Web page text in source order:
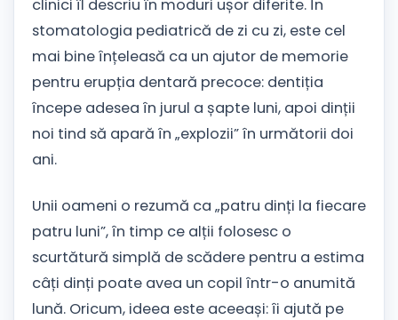
clinici îl descriu în moduri ușor diferite. În
stomatologia pediatrică de zi cu zi, este cel
mai bine înțeleasă ca un ajutor de memorie
pentru erupția dentară precoce: dentiția
începe adesea în jurul a șapte luni, apoi dinții
noi tind să apară în „explozii” în următorii doi
ani.
Unii oameni o rezumă ca „patru dinți la fiecare
patru luni”, în timp ce alții folosesc o
scurtătură simplă de scădere pentru a estima
câți dinți poate avea un copil într-o anumită
lună. Oricum, ideea este aceeași: îi ajută pe